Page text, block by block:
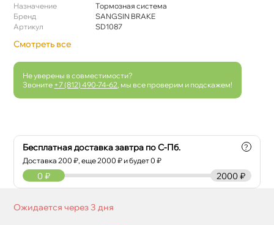
Назначение
Тормозная система
Бренд
SANGSIN BRAKE
Артикул
SD1087
Смотреть все
Не уверены в совместимости?
Звоните +7 (812) 490-74-62 , мы все проверим и подскажем!
Бесплатная доставка завтра по С-Пб.
Доставка200 ₽, еще2000 ₽ и будет 0 ₽
?
2000 ₽
0 ₽
Ожидается через 3 дня